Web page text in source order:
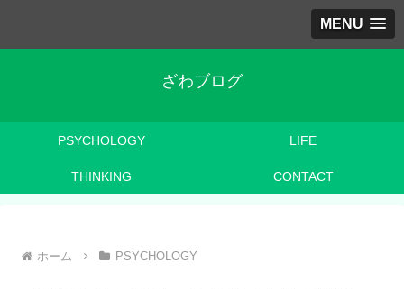
MENU
ざわブログ
PSYCHOLOGY LIFE
THINKING CONTACT
ホーム PSYCHOLOGY